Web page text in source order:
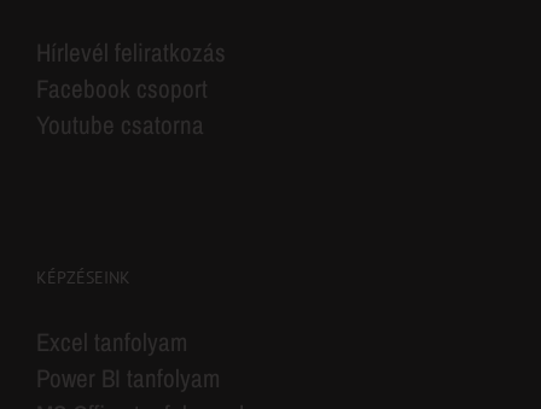
Hírlevél feliratkozás
Facebook csoport
Youtube csatorna
KÉPZÉSEINK
Excel tanfolyam
Power BI tanfolyam